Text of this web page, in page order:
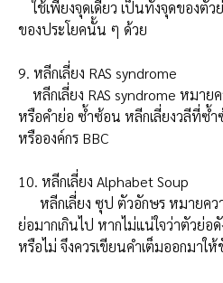
ใช้เพียงจุดเดียว เป็นทั้งจุดของตั
ของประโยคนั้น ๆ ด้วย
9. หลีกเลี่ยง RAS syndrome
หลีกเลี่ยง RAS syndrome หมาย
หรือคำย่อ ซ้ำซ้อน หลีกเลี่ยงวลีที่ซ้ำ
หรือองค์กร BBC
10. หลีกเลี่ยง Alphabet Soup
หลีกเลี่ยง ซุป ตัวอักษร หมายคว
ย่อมากเกินไป หากไม่แน่ใจว่าตัวย่อ
หรือไม่ จึงควรเขียนคำเต็มออกมาให้